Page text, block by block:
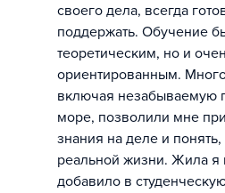
своего дела, всегда
поддержать. Обучение
теоретическим, но и
ориентированным.
включая незабываемую
море, позволили мне
знания на деле и понять,
реальной жизни. Жила я
добавило в